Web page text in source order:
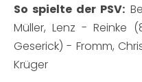
So spielte der PSV:
Müller, Lenz - Reinke
Geserick) - Fromm,
Krüger